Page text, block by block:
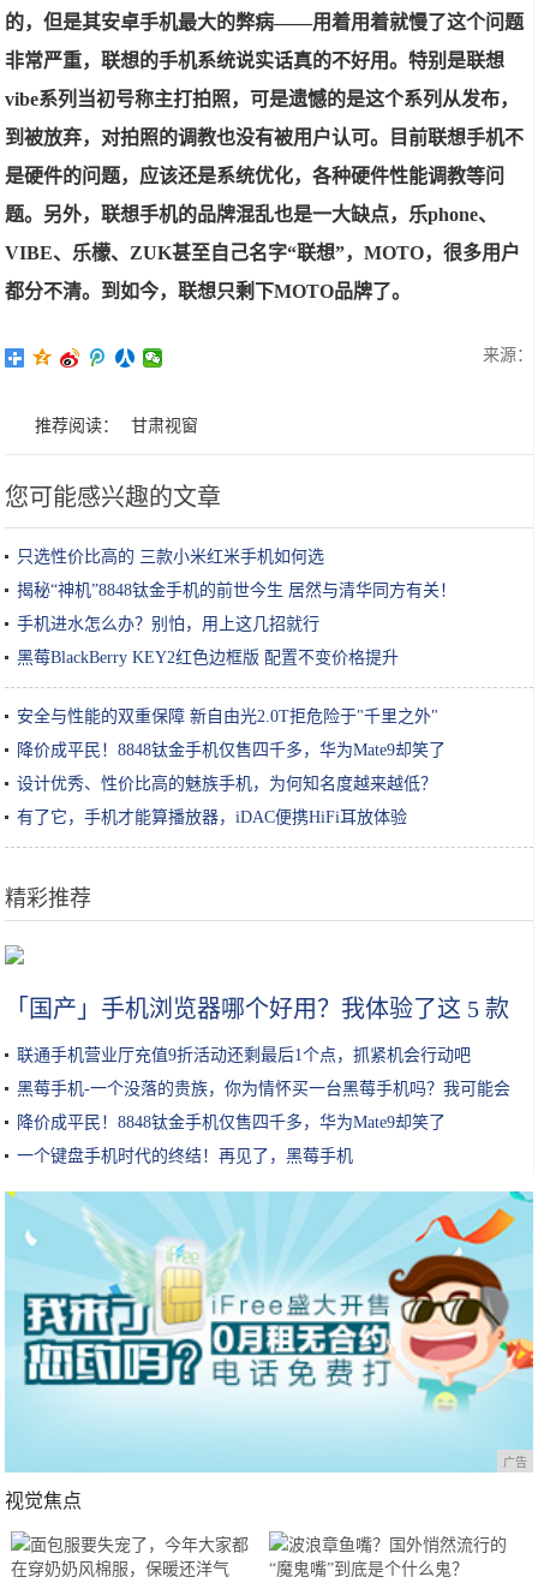
的，但是其安卓手机最大的弊病——用着用着就慢了这个问题
非常严重，联想的手机系统说实话真的不好用。特别是联想
vibe系列当初号称主打拍照，可是遗憾的是这个系列从发布，
到被放弃，对拍照的调教也没有被用户认可。目前联想手机不
是硬件的问题，应该还是系统优化，各种硬件性能调教等问
题。另外，联想手机的品牌混乱也是一大缺点，乐phone、
VIBE、乐檬、ZUK甚至自己名字“联想”，MOTO，很多用户
都分不清。到如今，联想只剩下MOTO品牌了。
来源：
推荐阅读： 甘肃视窗
您可能感兴趣的文章
只选性价比高的 三款小米红米手机如何选
揭秘“神机”8848钛金手机的前世今生 居然与清华同方有关！
手机进水怎么办？别怕，用上这几招就行
黑莓BlackBerry KEY2红色边框版 配置不变价格提升
安全与性能的双重保障 新自由光2.0T拒危险于"千里之外"
降价成平民！8848钛金手机仅售四千多，华为Mate9却笑了
设计优秀、性价比高的魅族手机，为何知名度越来越低？
有了它，手机才能算播放器，iDAC便携HiFi耳放体验
精彩推荐
「国产」手机浏览器哪个好用？我体验了这 5 款
联通手机营业厅充值9折活动还剩最后1个点，抓紧机会行动吧
黑莓手机-一个没落的贵族，你为情怀买一台黑莓手机吗？我可能会
降价成平民！8848钛金手机仅售四千多，华为Mate9却笑了
一个键盘手机时代的终结！再见了，黑莓手机
广告
视觉焦点